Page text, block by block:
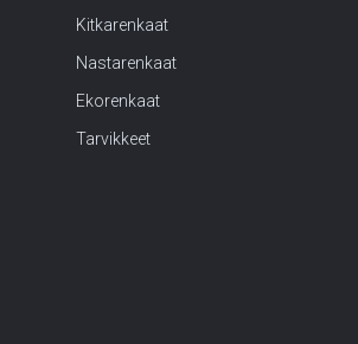
Kitkarenkaat
Nastarenkaat
Ekorenkaat
Tarvikkeet